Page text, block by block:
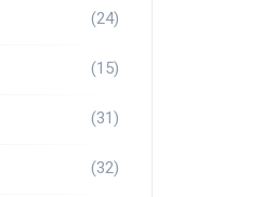
(24)
(15)
(31)
(32)